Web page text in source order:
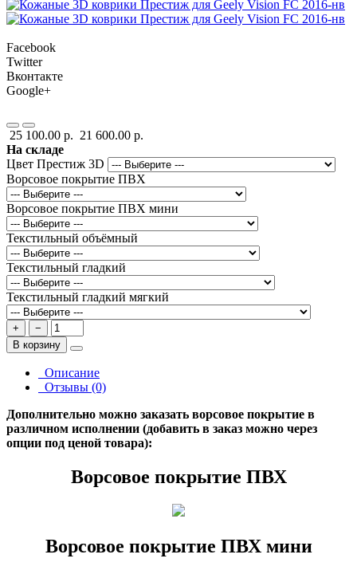
Facebook
Twitter
Вконтакте
Google+
25 100.00 р. 21 600.00 р.
На складе
Цвет Престиж 3D
Ворсовое покрытие ПВХ
Ворсовое покрытие ПВХ мини
Текстильный объёмный
Текстильный гладкий
Текстильный гладкий мягкий
+
−
В корзину
Описание
Отзывы (0)
Дополнительно можно заказать ворсовое покрытие в
различном исполнении (добавить в заказ можно через
опции под ценой товара):
Ворсовое покрытие ПВХ
Ворсовое покрытие ПВХ мини